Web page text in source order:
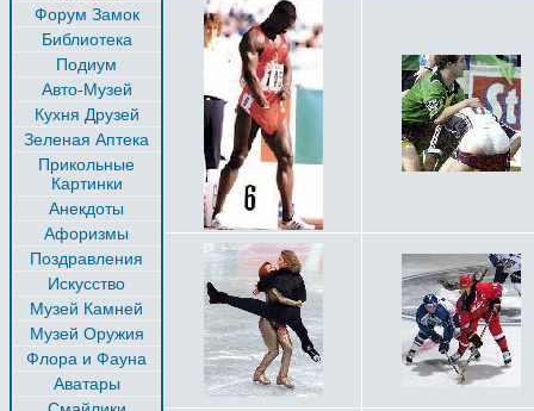
Форум Замок
Библиотека
Подиум
Авто-Музей
Кухня Друзей
Зеленая Аптека
Прикольные
Картинки
Анекдоты
Афоризмы
Поздравления
Искусство
Музей Камней
Музей Оружия
Флора и Фауна
Аватары